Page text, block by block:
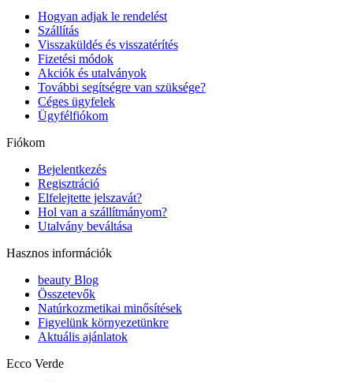
Hogyan adjak le rendelést
Szállítás
Visszaküldés és visszatérítés
Fizetési módok
Akciók és utalványok
További segítségre van szüksége?
Céges ügyfelek
Ügyfélfiókom
Fiókom
Bejelentkezés
Regisztráció
Elfelejtette jelszavát?
Hol van a szállítmányom?
Utalvány beváltása
Hasznos információk
beauty Blog
Összetevők
Natúrkozmetikai minősítések
Figyelünk környezetünkre
Aktuális ajánlatok
Ecco Verde